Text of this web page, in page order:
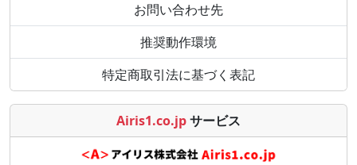
お問い合わせ先
推奨動作環境
特定商取引法に基づく表記
Airis1.co.jpサービス